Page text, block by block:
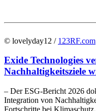
© lovelyday12 / 123RF.com
Exide Technologies
Nachhaltigkeitsziele
– Der ESG-Bericht 2026
Integration von
Fortschritte bei